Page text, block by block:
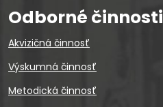
Odborné činnosti
Akvizičná činnosť
Výskumná činnosť
Metodická činnosť